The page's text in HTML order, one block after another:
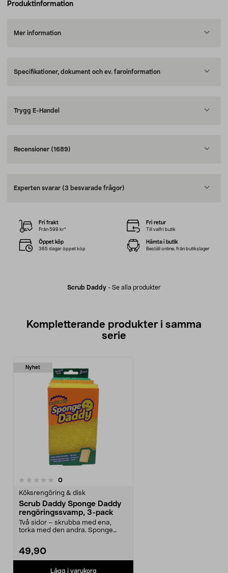
Produktinformation
Mer information
Specifikationer, dokument och ev. faroinformation
Trygg E-Handel
Recensioner (1689)
Experten svarar (3 besvarade frågor)
Scrub Daddy - Se alla produkter
Fri frakt
Från 599 kr*
Fri retur
Till valfri butik
Öppet köp
365 dagar öppet köp
Hämta i butik
Beställ online, från butikslager
Kompletterande produkter i samma
serie
Nyhet
0recensioner
Köksrengöring & disk
Scrub Daddy Sponge Daddy
rengöringssvamp, 3-pack
Två sidor – skrubba med ena,
torka med den andra. Sponge
49,90
Lägg i varukorg